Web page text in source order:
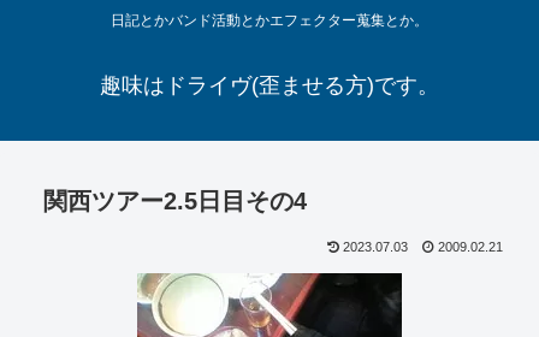
日記とかバンド活動とかエフェクター蒐集とか。
趣味はドライヴ(歪ませる方)です。
関西ツアー2.5日目その4
2023.07.03 2009.02.21